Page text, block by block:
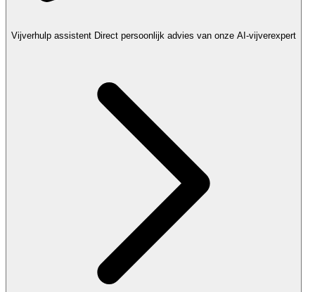
Vijverhulp assistent Direct persoonlijk advies van onze AI-vijverexpert